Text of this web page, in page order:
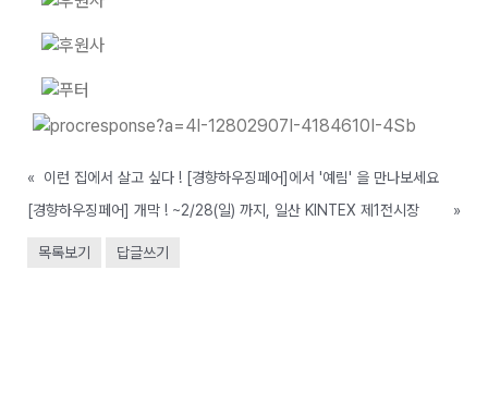
«
이런 집에서 살고 싶다 ! [경향하우징페어]에서 '예림' 을 만나보세요
[경향하우징페어] 개막 ! ~2/28(일) 까지, 일산 KINTEX 제1전시장
»
목록보기 답글쓰기